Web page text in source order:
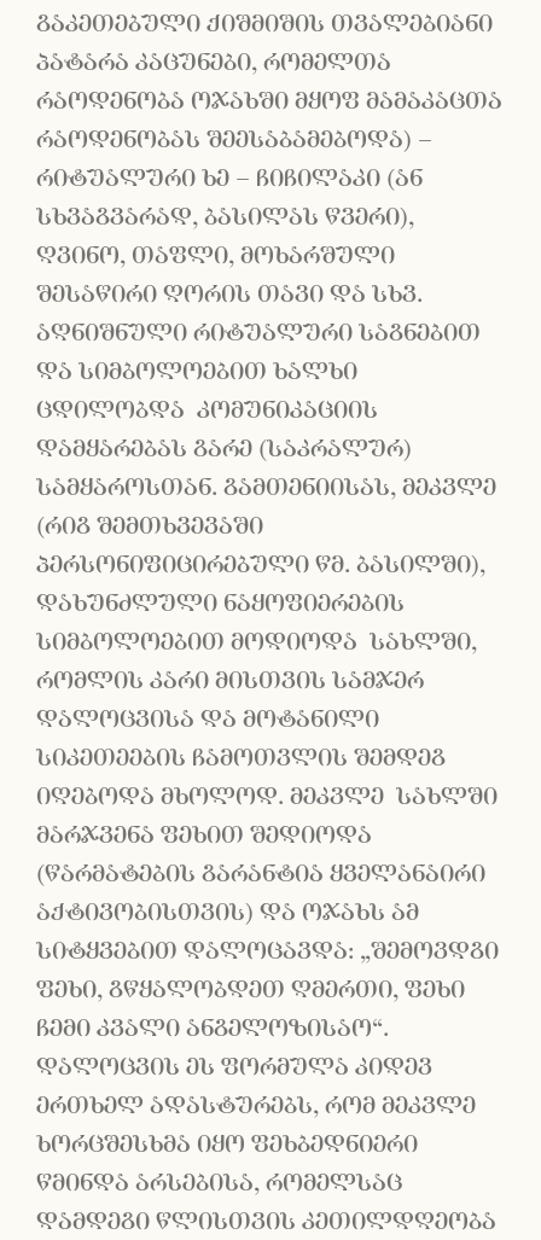
გაკეთებული ქიშმიშის თვალებიანი
პატარა კაცუნები, რომელთა
რაოდენობა ოჯახში მყოფ მამაკაცთა
რაოდენობას შეესაბამებოდა) –
რიტუალური ხე – ჩიჩილაკი (ან
სხვაგვარად, ბასილას წვერი),
ღვინო, თაფლი, მოხარშული
შესაწირი ღორის თავი და სხვ.
აღნიშნული რიტუალური საგნებით
და სიმბოლოებით ხალხი
ცდილობდა კომუნიკაციის
დამყარებას გარე (საკრალურ)
სამყაროსთან. გამთენიისას, მეკვლე
(რიგ შემთხვევაში
პერსონიფიცირებული წმ. ბასილში),
დახუნძლული ნაყოფიერების
სიმბოლოებით მოდიოდა სახლში,
რომლის კარი მისთვის სამჯერ
დალოცვისა და მოტანილი
სიკეთეების ჩამოთვლის შემდეგ
იღებოდა მხოლოდ. მეკვლე სახლში
მარჯვენა ფეხით შედიოდა
(წარმატების გარანტია ყველანაირი
აქტივობისთვის) და ოჯახს ამ
სიტყვებით დალოცავდა: „შემოვდგი
ფეხი, გწყალობდეთ ღმერთი, ფეხი
ჩემი კვალი ანგელოზისაო“.
დალოცვის ეს ფორმულა კიდევ
ერთხელ ადასტურებს, რომ მეკვლე
ხორცშესხმა იყო ფეხბედნიერი
წმინდა არსებისა, რომელსაც
დამდეგი წლისთვის კეთილდღეობა